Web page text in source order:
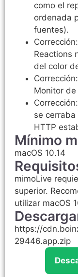
como el
ordenada
fuentes).
Reactions
del color
Monitor
se
HTTP
Mínimo
macOS 10.14
mimoLive
superior.
utilizar macOS
https://
29446.app.zip